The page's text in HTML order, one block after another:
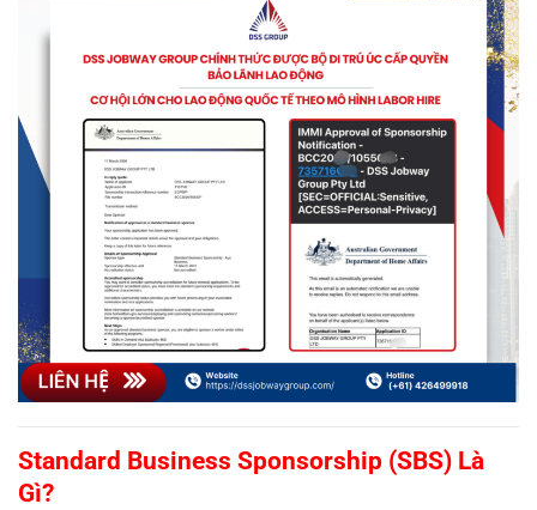
Standard Business Sponsorship (SBS) Là
Gì?